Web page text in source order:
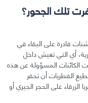
تلك الجحور؟
قادرة على البقاء في
أي التي تعيش داخل
الكائنات المسؤولة عن هذه
الفطريات أن تحفر
الزرقاء على الحجر الجيري أو